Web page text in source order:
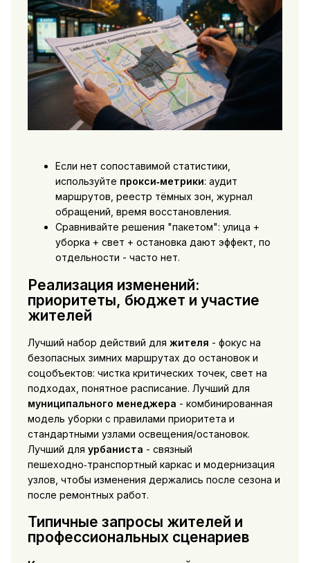
Если нет сопоставимой статистики,
используйте прокси‑метрики: аудит
маршрутов, реестр тёмных зон, журнал
обращений, время восстановления.
Сравнивайте решения "пакетом": улица +
уборка + свет + остановка дают эффект, по
отдельности - часто нет.
Реализация изменений:
приоритеты, бюджет и участие
жителей
Лучший набор действий для жителя - фокус на
безопасных зимних маршрутах до остановок и
соцобъектов: чистка критических точек, свет на
подходах, понятное расписание. Лучший для
муниципального менеджера - комбинированная
модель уборки с правилами приоритета и
стандартными узлами освещения/остановок.
Лучший для урбаниста - связный
пешеходно‑транспортный каркас и модернизация
узлов, чтобы изменения держались после сезона и
после ремонтных работ.
Типичные запросы жителей и
профессиональных сценариев